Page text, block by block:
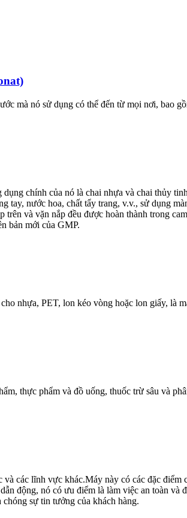
mà nó sử dụng có thể đến từ mọi nơi, bao
chính của nó là chai nhựa và chai thủy
tay, nước hoa, chất tẩy trang, v.v., sử dụng
và vặn nắp đều được hoàn thành trong
bản mới của GMP.
nhựa, PET, lon kéo vòng hoặc lon giấy, là
thực phẩm và đồ uống, thuốc trừ sâu và
các lĩnh vực khác.Máy này có các đặc điểm
động, nó có ưu điểm là làm việc an toàn và
sự tin tưởng của khách hàng.